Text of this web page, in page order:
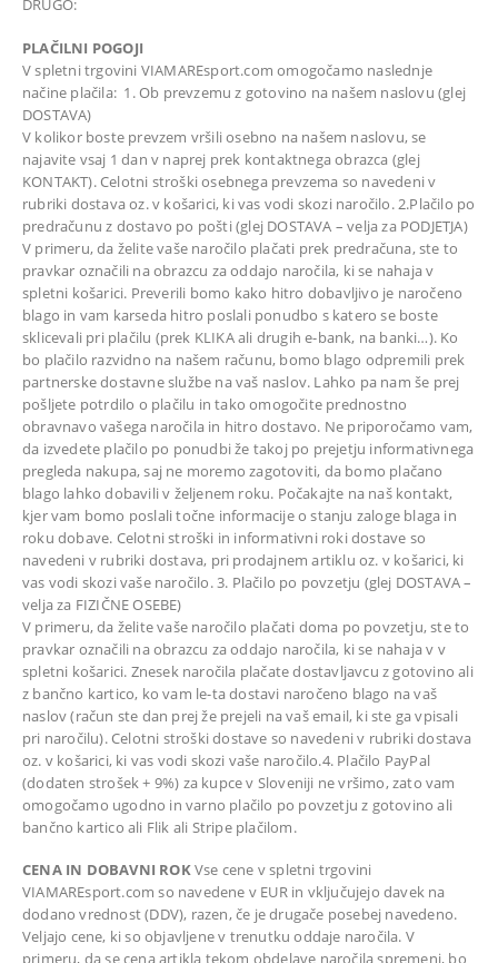
DRUGO:
PLAČILNI POGOJI
V spletni trgovini VIAMAREsport.com omogočamo naslednje
načine plačila: 1. Ob prevzemu z gotovino na našem naslovu (glej
DOSTAVA)
V kolikor boste prevzem vršili osebno na našem naslovu, se
najavite vsaj 1 dan v naprej prek kontaktnega obrazca (glej
KONTAKT). Celotni stroški osebnega prevzema so navedeni v
rubriki dostava oz. v košarici, ki vas vodi skozi naročilo. 2.Plačilo po
predračunu z dostavo po pošti (glej DOSTAVA – velja za PODJETJA)
V primeru, da želite vaše naročilo plačati prek predračuna, ste to
pravkar označili na obrazcu za oddajo naročila, ki se nahaja v
spletni košarici. Preverili bomo kako hitro dobavljivo je naročeno
blago in vam karseda hitro poslali ponudbo s katero se boste
sklicevali pri plačilu (prek KLIKA ali drugih e-bank, na banki…). Ko
bo plačilo razvidno na našem računu, bomo blago odpremili prek
partnerske dostavne službe na vaš naslov. Lahko pa nam še prej
pošljete potrdilo o plačilu in tako omogočite prednostno
obravnavo vašega naročila in hitro dostavo. Ne priporočamo vam,
da izvedete plačilo po ponudbi že takoj po prejetju informativnega
pregleda nakupa, saj ne moremo zagotoviti, da bomo plačano
blago lahko dobavili v željenem roku. Počakajte na naš kontakt,
kjer vam bomo poslali točne informacije o stanju zaloge blaga in
roku dobave. Celotni stroški in informativni roki dostave so
navedeni v rubriki dostava, pri prodajnem artiklu oz. v košarici, ki
vas vodi skozi vaše naročilo. 3. Plačilo po povzetju (glej DOSTAVA –
velja za FIZIČNE OSEBE)
V primeru, da želite vaše naročilo plačati doma po povzetju, ste to
pravkar označili na obrazcu za oddajo naročila, ki se nahaja v v
spletni košarici. Znesek naročila plačate dostavljavcu z gotovino ali
z bančno kartico, ko vam le-ta dostavi naročeno blago na vaš
naslov (račun ste dan prej že prejeli na vaš email, ki ste ga vpisali
pri naročilu). Celotni stroški dostave so navedeni v rubriki dostava
oz. v košarici, ki vas vodi skozi vaše naročilo.4. Plačilo PayPal
(dodaten strošek + 9%) za kupce v Sloveniji ne vršimo, zato vam
omogočamo ugodno in varno plačilo po povzetju z gotovino ali
bančno kartico ali Flik ali Stripe plačilom.
CENA IN DOBAVNI ROKVse cene v spletni trgovini
VIAMAREsport.com so navedene v EUR in vključujejo davek na
dodano vrednost (DDV), razen, če je drugače posebej navedeno.
Veljajo cene, ki so objavljene v trenutku oddaje naročila. V